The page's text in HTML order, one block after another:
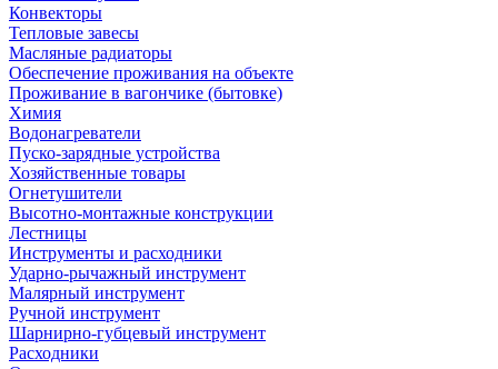
Конвекторы
Тепловые завесы
Масляные радиаторы
Обеспечение проживания на объекте
Проживание в вагончике (бытовке)
Химия
Водонагреватели
Пуско-зарядные устройства
Хозяйственные товары
Огнетушители
Высотно-монтажные конструкции
Лестницы
Инструменты и расходники
Ударно-рычажный инструмент
Малярный инструмент
Ручной инструмент
Шарнирно-губцевый инструмент
Расходники